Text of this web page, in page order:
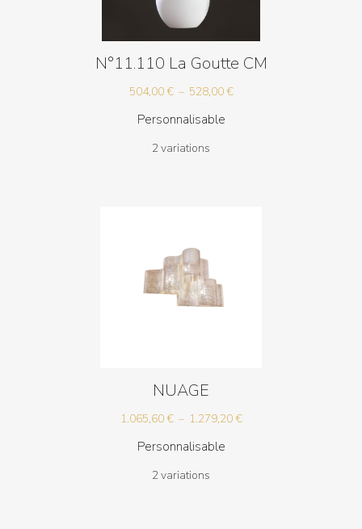
N°11.110 La Goutte CM
504,00€ – 528,00€Plage
Personnalisable
2 variations
NUAGE
1.065,60€ – 1.279,20€Plage
Personnalisable
2 variations